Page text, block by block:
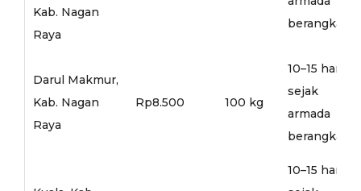
Kab. Nagan
Raya
berangkat
Darul Makmur,
Kab. Nagan
Raya
Rp8.500 100 kg
10–15 hari
sejak
armada
berangkat
10–15 hari